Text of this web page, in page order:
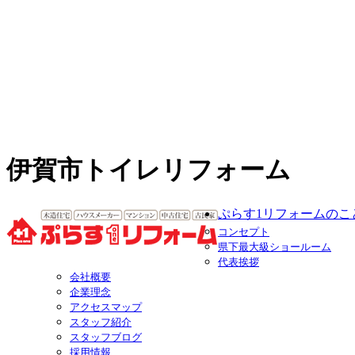
伊賀市トイレリフォーム
ぷらす1リフォームのこ
コンセプト
県下最大級ショールーム
代表挨拶
会社概要
企業理念
アクセスマップ
スタッフ紹介
スタッフブログ
採用情報